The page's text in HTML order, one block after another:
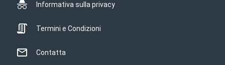
Informativa sulla privacy
Termini e Condizioni
Contatta